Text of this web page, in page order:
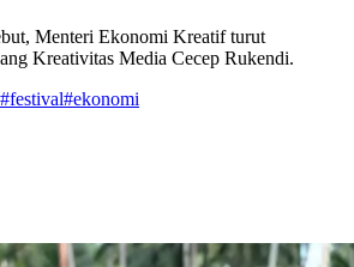
Menteri Ekonomi Kreatif turut
Kreativitas Media Cecep Rukendi.
#festival#ekonomi